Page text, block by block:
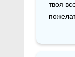
твоя